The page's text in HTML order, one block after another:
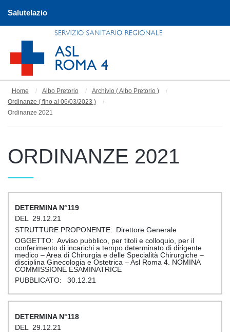
Salutelazio
Home Albo Pretorio
Archivio ( Albo Pretorio )
Ordinanze ( fino al 06/03/2023 )
Ordinanze 2021
ORDINANZE 2021
119
29.12.21
Direttore Generale
Avviso pubblico, per titoli e colloquio, per il
conferimento di incarichi a tempo determinato di dirigente
medico – Area di Chirurgia e delle Specialità Chirurgiche –
disciplina Ginecologia e Ostetrica – Asl Roma 4. NOMINA
COMMISSIONE ESAMINATRICE
30.12.21
118
29.12.21